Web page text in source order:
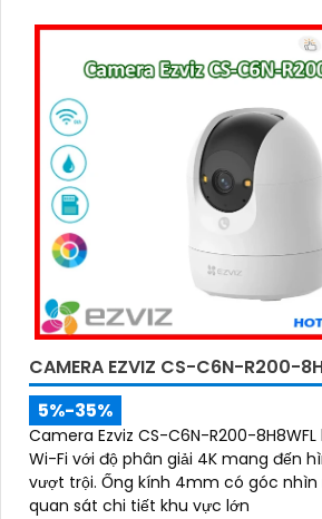
CAMERA EZVIZ CS-C6N-R200-
5%-35%
Camera Ezviz CS-C6N-R200-
Wi-Fi với độ phân giải 4K mang đến
vượt trội. Ống kính 4mm có góc nhìn rộng 110° giúp
quan sát chi tiết khu vực lớn